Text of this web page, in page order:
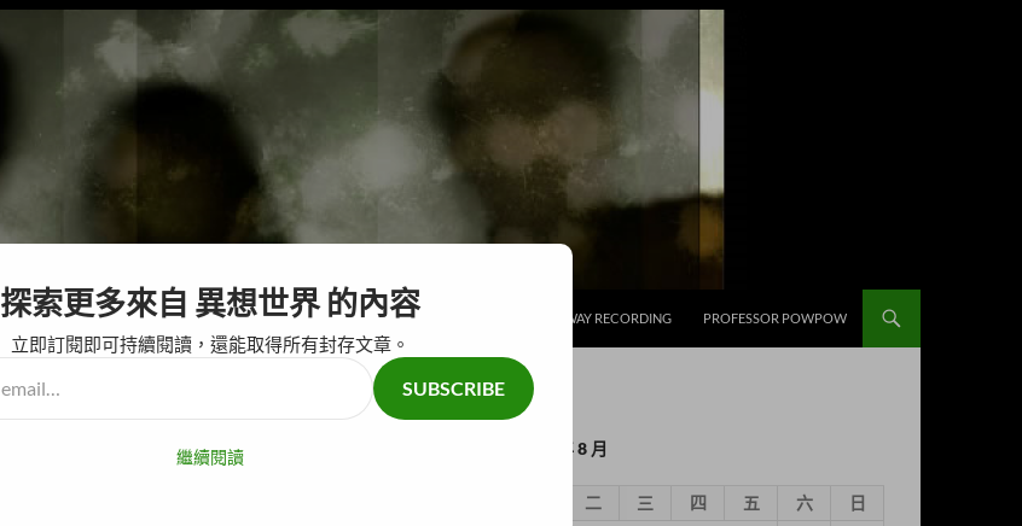
跳至主要內容
奇怪仙人掌
HIGHWAY RECORDING PROFESSOR POWPOW
2026 年 8 月
二 三 四 五 六
日
探索更多來自 異想世界 的內容
立即訂閱即可持續閱讀，還能取得所有封存文章。
SUBSCRIBE
繼續閱讀